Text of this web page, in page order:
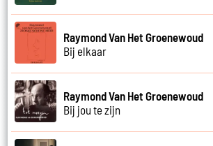
Raymond Van Het Groenewoud
Bij elkaar
Raymond Van Het Groenewoud
Bij jou te zijn